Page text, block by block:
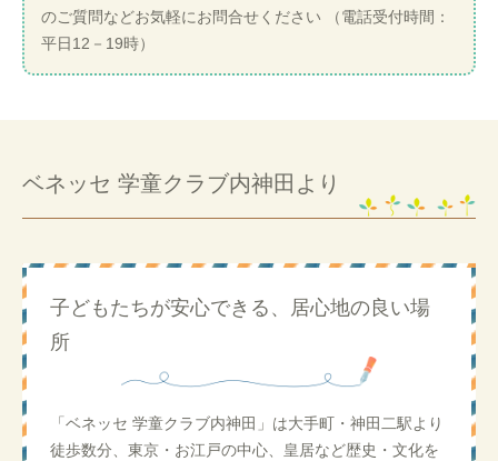
のご質問などお気軽にお問合せください （電話受付時間：
平日12－19時）
ベネッセ 学童クラブ内神田より
子どもたちが安心できる、居心地の良い場
所
「ベネッセ 学童クラブ内神田」は大手町・神田二駅より
徒歩数分、東京・お江戸の中心、皇居など歴史・文化を